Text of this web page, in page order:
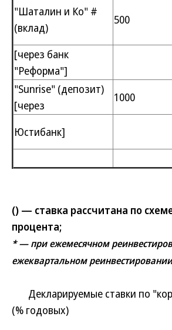
"Шаталин и Ко" #
(вклад)
500
[через банк
"Реформа"]
"Sunrise" (депозит)
[через
1000
Юстибанк]
() — ставка рассчитана по
процента;
* — при ежемесячном
ежеквартальном
Декларируемые ставки по
(% годовых)